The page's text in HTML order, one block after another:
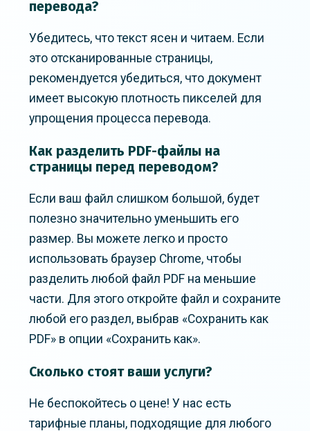
перевода?
Убедитесь, что текст ясен и читаем. Если
это отсканированные страницы,
рекомендуется убедиться, что документ
имеет высокую плотность пикселей для
упрощения процесса перевода.
Как разделить PDF-файлы на
страницы перед переводом?
Если ваш файл слишком большой, будет
полезно значительно уменьшить его
размер. Вы можете легко и просто
использовать браузер Chrome, чтобы
разделить любой файл PDF на меньшие
части. Для этого откройте файл и сохраните
любой его раздел, выбрав «Сохранить как
PDF» в опции «Сохранить как».
Сколько стоят ваши услуги?
Не беспокойтесь о цене! У нас есть
тарифные планы, подходящие для любого